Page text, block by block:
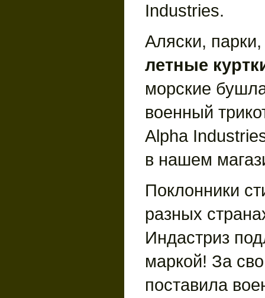
Industries.
Аляски,
летные
морские
военный
Alpha
в нашем
Поклонники
разных
Индастриз
маркой! За
поставила